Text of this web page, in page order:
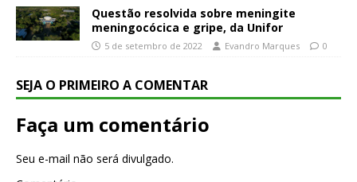
Questão resolvida sobre meningite
meningocócica e gripe, da Unifor
5 de setembro de 2022 Evandro Marques 0
SEJA O PRIMEIRO A COMENTAR
Faça um comentário
Seu e-mail não será divulgado.